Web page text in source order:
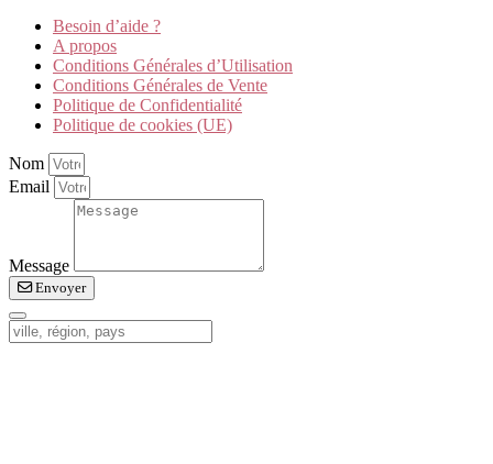
Besoin d’aide ?
A propos
Conditions Générales d’Utilisation
Conditions Générales de Vente
Politique de Confidentialité
Politique de cookies (UE)
Nom
Email
Message
Envoyer